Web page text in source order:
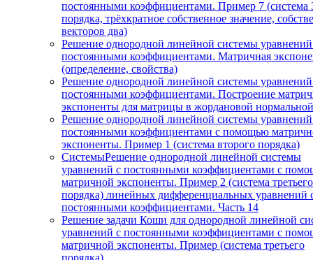
постоянными коэффициентами. Пример 7 (система
порядка, трёхкратное собственное значение,
векторов два)
Решение однородной линейной системы
постоянными коэффициентами. Матричная
(определение, свойства)
Решение однородной линейной системы
постоянными коэффициентами. Построение
экспоненты для матрицы в жордановой
Решение однородной линейной системы
постоянными коэффициентами с помощью
экспоненты. Пример 1 (система второго порядка)
СистемыРешение однородной линейной системы
уравнений с постоянными коэффициентами с
матричной экспоненты. Пример 2 (система третьего
порядка) линейных дифференциальных уравнений
постоянными коэффициентами. Часть 14
Решение задачи Коши для однородной линейной
уравнений с постоянными коэффициентами с
матричной экспоненты. Пример (система третьего
порядка)